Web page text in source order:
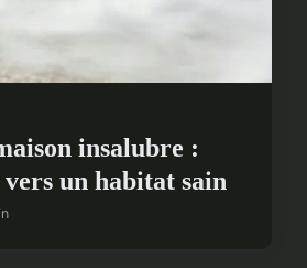
insalubre :
un habitat sain